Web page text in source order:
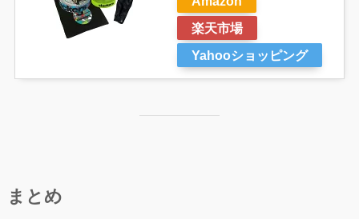
楽天市場
Yahooショッピング
まとめ